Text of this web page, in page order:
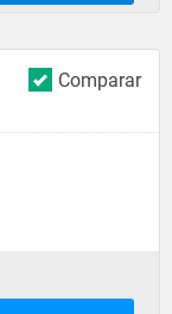
Comparar